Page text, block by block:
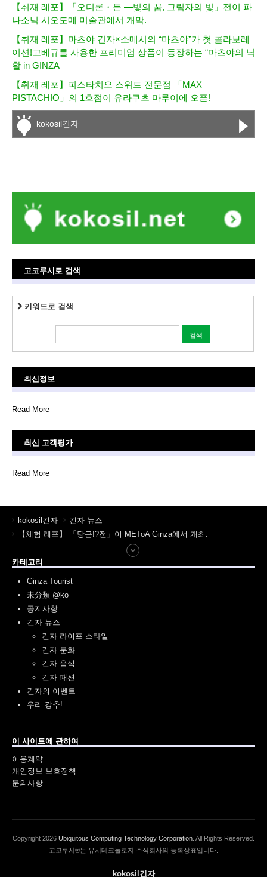
【취재 레포】「오디론・돈 ―빛의 꿈, 그림자의 빛」전이 파
나소닉 시오도메 미술관에서 개막.
【취재 레포】마츠야 긴자×소메시의 “마츠야”가 첫 콜라보레
이션!고베규를 사용한 프리미엄 상품이 등장하는 “마츠야의 닉
활 in GINZA
【취재 레포】피스타치오 스위트 전문점 「MAX
PISTACHIO」의 1호점이 유라쿠초 마루이에 오픈!
kokosil긴자
고코루시로 검색
키워드로 검색
최신정보
Read More
최신 고객평가
Read More
kokosil긴자
긴자 뉴스
【체험 레포】 「당근!?전」이 METoA Ginza에서 개최.
카테고리
Ginza Tourist
未分類 @ko
공지사항
긴자 뉴스
긴자 라이프 스타일
긴자 문화
긴자 음식
긴자 패션
긴자의 이벤트
우리 강추!
이 사이트에 관하여
이용계약
개인정보 보호정책
문의사항
Copyright 2026 Ubiquitous Computing Technology Corporation . All Rights Reserved.
고코루시®는 유시테크놀로지 주식회사의 등록상표입니다.
kokosil긴자